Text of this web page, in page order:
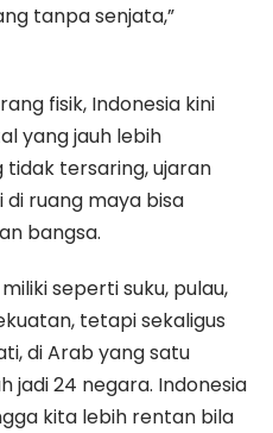
tanpa senjata,”
fisik, Indonesia kini
yang jauh lebih
tidak tersaring, ujaran
ruang maya bisa
bangsa.
seperti suku, pulau,
tetapi sekaligus
di Arab yang satu
jadi 24 negara. Indonesia
kita lebih rentan bila